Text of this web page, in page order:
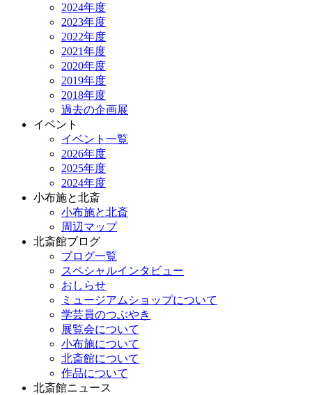
2024年度
2023年度
2022年度
2021年度
2020年度
2019年度
2018年度
過去の企画展
イベント
イベント一覧
2026年度
2025年度
2024年度
小布施と北斎
小布施と北斎
周辺マップ
北斎館ブログ
ブログ一覧
スペシャルインタビュー
おしらせ
ミュージアムショップについて
学芸員のつぶやき
展覧会について
小布施について
北斎館について
作品について
北斎館ニュース